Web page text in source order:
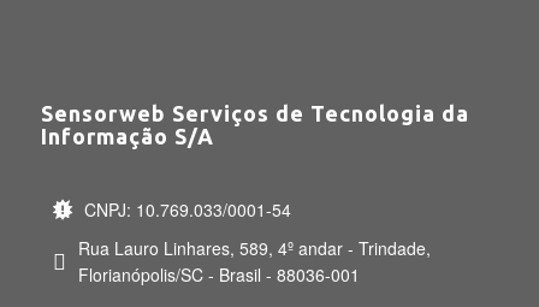
Sensorweb Serviços de Tecnologia da
Informação S/A
CNPJ: 10.769.033/0001-54
Rua Lauro Linhares, 589, 4º andar - Trindade,
Florianópolis/SC - Brasil - 88036-001